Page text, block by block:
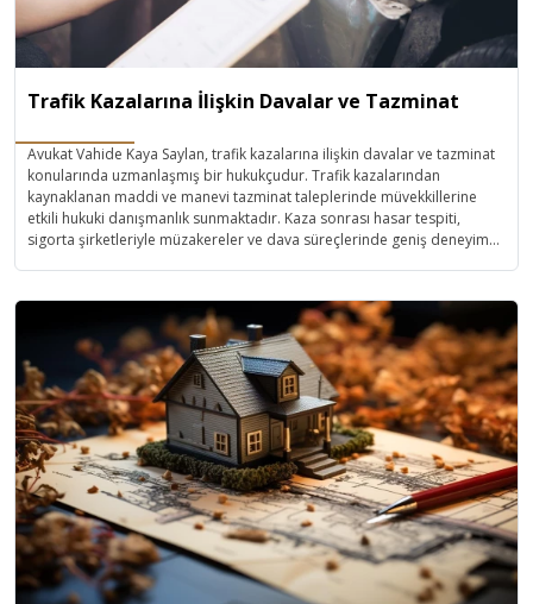
Trafik Kazalarına İlişkin Davalar ve Tazminat
Avukat Vahide Kaya Saylan, trafik kazalarına ilişkin davalar ve tazminat
konularında uzmanlaşmış bir hukukçudur. Trafik kazalarından
kaynaklanan maddi ve manevi tazminat taleplerinde müvekkillerine
etkili hukuki danışmanlık sunmaktadır. Kaza sonrası hasar tespiti,
sigorta şirketleriyle müzakereler ve dava süreçlerinde geniş deneyime